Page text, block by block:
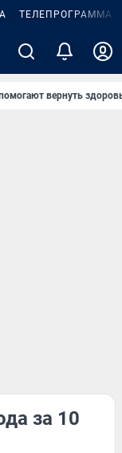
ТЕЛЕПРОГРАММА
вернуть
за 10